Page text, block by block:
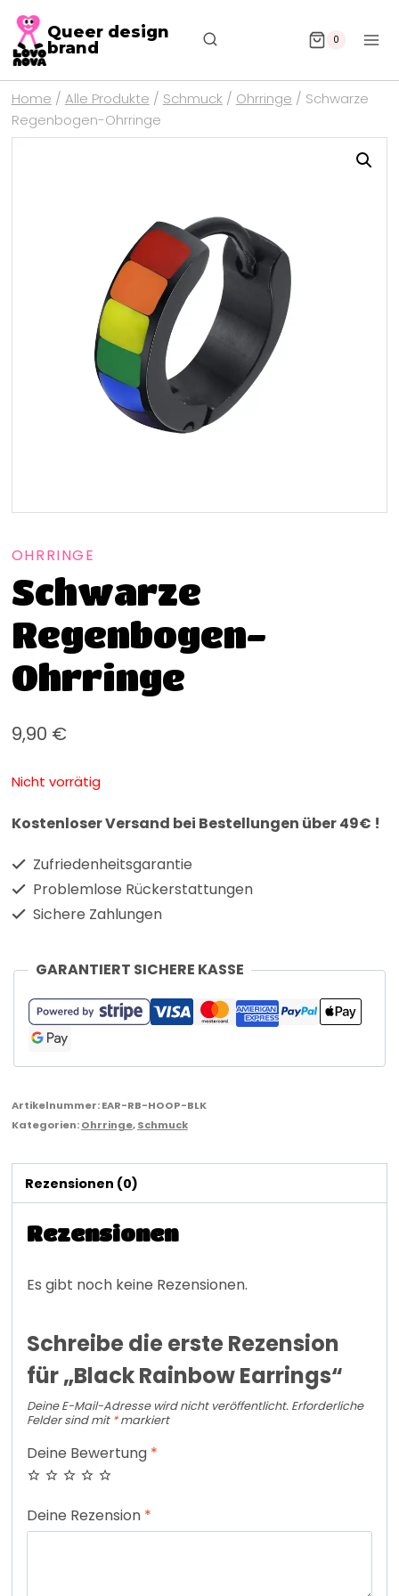
Queer design
brand
0
Home / Alle Produkte / Schmuck / Ohrringe / Schwarze
Regenbogen-Ohrringe
OHRRINGE
Schwarze
Regenbogen-
Ohrringe
9,90 €
Nicht vorrätig
Kostenloser Versand bei Bestellungen über 49€ !
Zufriedenheitsgarantie
Problemlose Rückerstattungen
Sichere Zahlungen
GARANTIERT SICHERE KASSE
Artikelnummer:EAR-RB-HOOP-BLK
Kategorien:Ohrringe,Schmuck
Rezensionen (0)
Rezensionen
Es gibt noch keine Rezensionen.
Schreibe die erste Rezension
für „Black Rainbow Earrings“
Deine E-Mail-Adresse wird nicht veröffentlicht. Erforderliche
Felder sind mit *markiert
Deine Bewertung *
Deine Rezension *